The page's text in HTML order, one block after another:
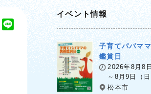
T
イベント情報
子育てパパマ
鑑賞日
2026年8月8
～8月9日（日
松本市